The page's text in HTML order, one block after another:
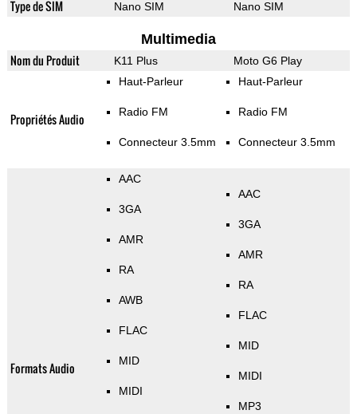
Type de SIM Nano SIM Nano SIM
Multimedia
Nom du Produit K11 Plus Moto G6 Play
Propriétés Audio
Haut-Parleur
Radio FM
Connecteur 3.5mm
Haut-Parleur
Radio FM
Connecteur 3.5mm
Formats Audio
AAC
3GA
AMR
RA
AWB
FLAC
MID
MIDI
AAC
3GA
AMR
RA
FLAC
MID
MIDI
MP3